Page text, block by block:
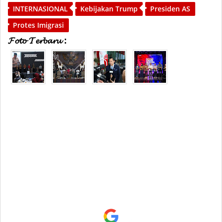
INTERNASIONAL Kebijakan Trump
Presiden AS
Protes Imigrasi
𝓕𝓸𝓽𝓸 𝓣𝓮𝓻𝓫𝓪𝓻𝓾 :